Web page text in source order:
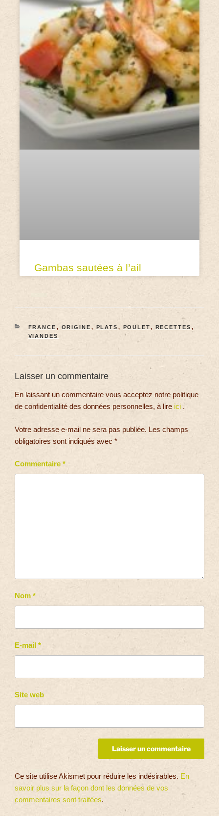
Gambas sautées à l’ail
FRANCE , ORIGINE , PLATS , POULET, RECETTES ,
VIANDES
Laisser un commentaire
En laissant un commentaire vous acceptez notre politique
de confidentialité des données personnelles, à lire ici .
Votre adresse e-mail ne sera pas publiée. Les champs
obligatoires sont indiqués avec *
Commentaire *
Nom *
E-mail *
Site web
Ce site utilise Akismet pour réduire les indésirables. En
savoir plus sur la façon dont les données de vos
commentaires sont traitées.